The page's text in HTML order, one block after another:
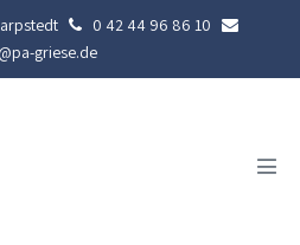
0 42 44 96 86 10
griese.de